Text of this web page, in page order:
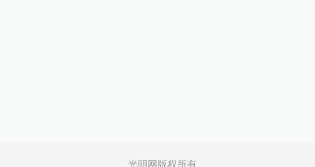
光明网版权所有